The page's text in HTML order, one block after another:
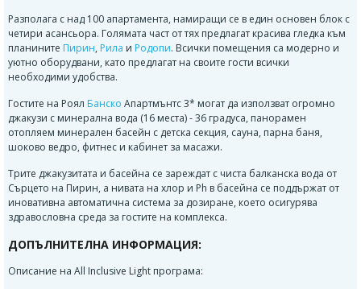
Разполага с над 100 апартамента, намиращи се в един основен блок с
четири асансьора. Голямата част от тях предлагат красива гледка към
планините Пирин, Рила и Родопи. Всички помещения са модерно и
уютно оборудвани, като предлагат на своите гости всички
необходими удобства.
Гостите на Роял Банско Апартмънтс 3* могат да използват огромно
джакузи с минерална вода (16 места) - 36 градуса, панорамен
отопляем минерален басейн с детска секция, сауна, парна баня,
шоково ведро, фитнес и кабинет за масажи.
Трите джакузитата и басейна се зареждат с чиста балканска вода от
Сърцето на Пирин, а нивата на хлор и Ph в басейна се поддържат от
иновативна автоматична система за дозиране, което осигурява
здравословна среда за гостите на комплекса.
ДОПЪЛНИТЕЛНА ИНФОРМАЦИЯ:
Описание на All Inclusive Light програма: